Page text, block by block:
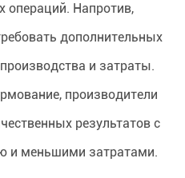
операций. Напротив,
дополнительных
и затраты.
производители
результатов с
и меньшими затратами.